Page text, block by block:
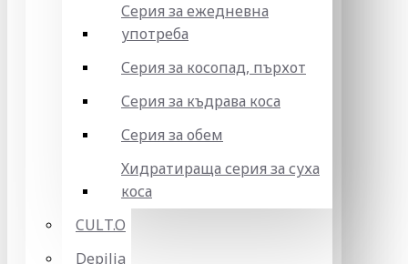
Серия за ежедневна
употреба
Серия за косопад, пърхот
Серия за къдрава коса
Серия за обем
Хидратираща серия за суха
коса
CULT.O
Depilia